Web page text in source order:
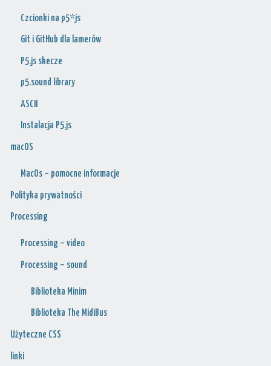
Czcionki na p5*js
Git i GitHub dla lamerów
P5.js skecze
p5.sound library
ASCII
Instalacja P5.js
macOS
MacOs – pomocne informacje
Polityka prywatności
Processing
Processing – video
Processing – sound
Biblioteka Minim
Biblioteka The MidiBus
Użyteczne CSS
linki